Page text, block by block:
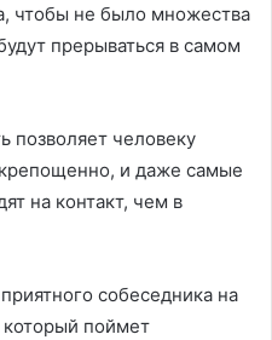
чтобы не было множества
прерываться в самом
позволяет человеку
и даже самые
на контакт, чем в
собеседника на
поймет